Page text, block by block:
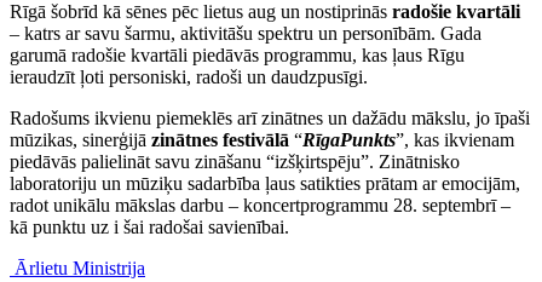
Rīgā šobrīd kā sēnes pēc lietus aug un nostiprinās radošie kvartāli
– katrs ar savu šarmu, aktivitāšu spektru un personībām. Gada
garumā radošie kvartāli piedāvās programmu, kas ļaus Rīgu
ieraudzīt ļoti personiski, radoši un daudzpusīgi.
Radošums ikvienu piemeklēs arī zinātnes un dažādu mākslu, jo īpaši
mūzikas, sinerģijā zinātnes festivālā “RīgaPunkts”, kas ikvienam
piedāvās palielināt savu zināšanu “izšķirtspēju”. Zinātnisko
laboratoriju un mūziķu sadarbība ļaus satikties prātam ar emocijām,
radot unikālu mākslas darbu – koncertprogrammu 28. septembrī –
kā punktu uz i šai radošai savienībai.
Ārlietu Ministrija